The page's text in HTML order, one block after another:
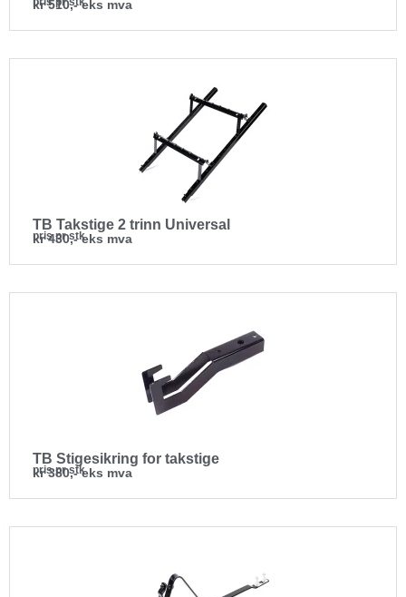
kr 510,- eks mva
TB Takstige 2 trinn Universal
kr 430,- eks mva
pris pr stk
TB Stigesikring for takstige
kr 380,- eks mva
pris pr stk